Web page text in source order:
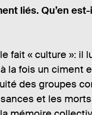
r
s
l
e
p
s
liés. Qu’en
fait « culture »: il
la fois un ciment
des groupes
et les